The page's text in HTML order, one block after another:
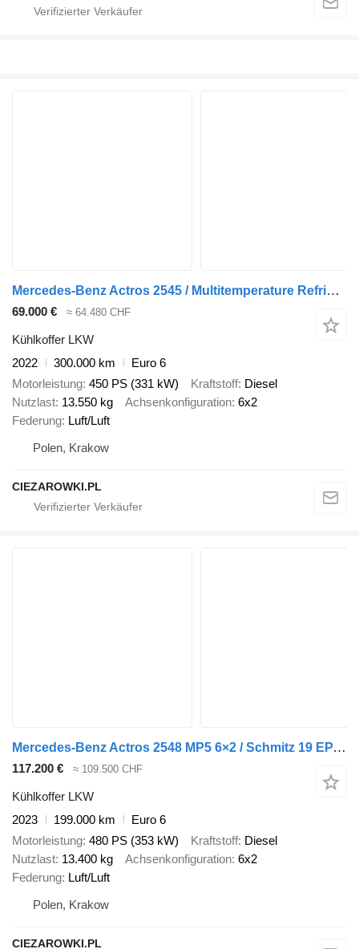
Mercedes-Benz Actros 2545 / Multitemperature Refrigerator / several units
69.000 € ≈ 64.480 CHF
Kühlkoffer LKW
2022
300.000 km
Euro 6
Motorleistung 450 PS (331 kW) Kraftstoff Diesel
Nutzlast 13.550 kg Achsenkonfiguration 6x2
Federung Luft/Luft
Polen, Krakow
CIEZAROWKI.PL
Mercedes-Benz Actros 2548 MP5 6×2 / Schmitz 19 EPAL refrigerator / 2023
117.200 € ≈ 109.500 CHF
Kühlkoffer LKW
2023
199.000 km
Euro 6
Motorleistung 480 PS (353 kW) Kraftstoff Diesel
Nutzlast 13.400 kg Achsenkonfiguration 6x2
Federung Luft/Luft
Polen, Krakow
CIEZAROWKI.PL